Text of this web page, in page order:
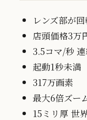
レンズ部が
店頭価格3万
3.5コマ/秒
起動1秒未満
317万画素
最大6倍ズー
15ミリ厚 世